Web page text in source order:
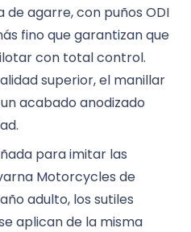
de agarre, con puños ODI
fino que garantizan que
con total control.
superior, el manillar
acabado anodizado
para imitar las
Motorcycles de
adulto, los sutiles
aplican de la misma